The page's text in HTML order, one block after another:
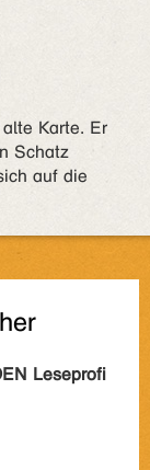
Karte. Er
Schatz
auf die
Leseprofi